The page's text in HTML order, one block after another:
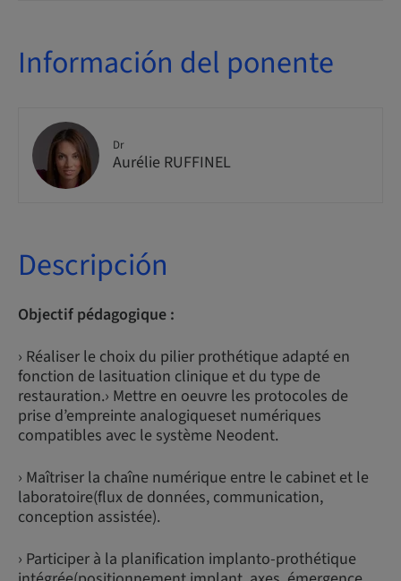
Información del ponente
Dr
Aurélie RUFFINEL
Descripción
Objectif pédagogique :
› Réaliser le choix du pilier prothétique adapté en
fonction de lasituation clinique et du type de
restauration.› Mettre en oeuvre les protocoles de
prise d’empreinte analogiqueset numériques
compatibles avec le système Neodent.
› Maîtriser la chaîne numérique entre le cabinet et le
laboratoire(flux de données, communication,
conception assistée).
› Participer à la planification implanto-prothétique